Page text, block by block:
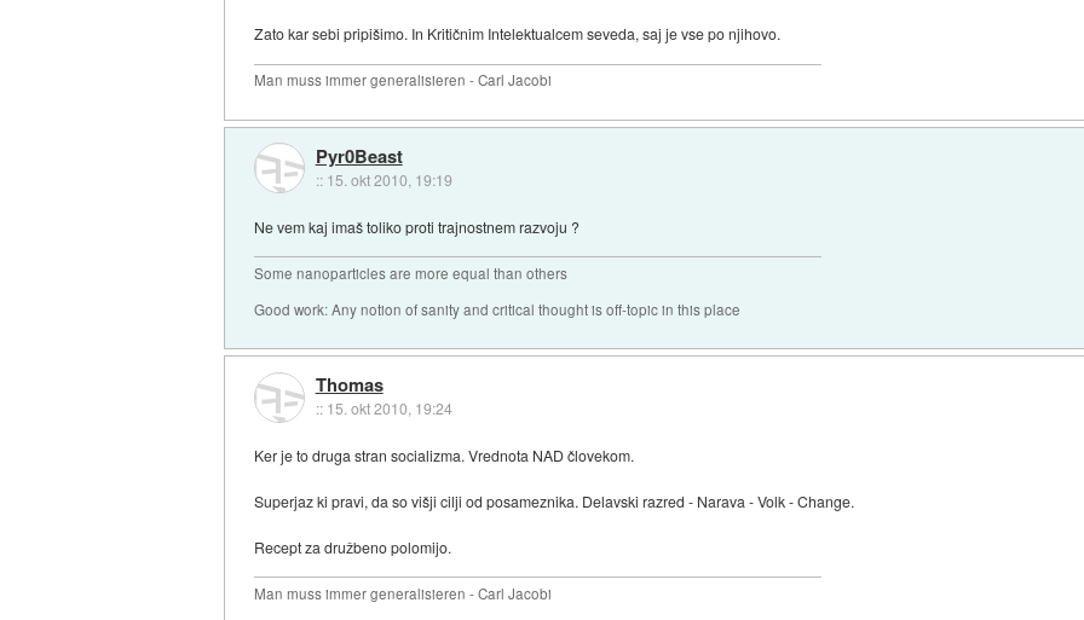
Zato kar sebi pripišimo. In Kritičnim Intelektualcem seveda, saj je vse po njihovo.
Man muss immer generalisieren - Carl Jacobi
Pyr0Beast
:: 15. okt 2010, 19:19
Ne vem kaj imaš toliko proti trajnostnem razvoju ?
Some nanoparticles are more equal than others
Good work: Any notion of sanity and critical thought is off-topic in this place
Thomas
:: 15. okt 2010, 19:24
Ker je to druga stran socializma. Vrednota NAD človekom.
Superjaz ki pravi, da so višji cilji od posameznika. Delavski razred - Narava - Volk - Change.
Recept za družbeno polomijo.
Man muss immer generalisieren - Carl Jacobi